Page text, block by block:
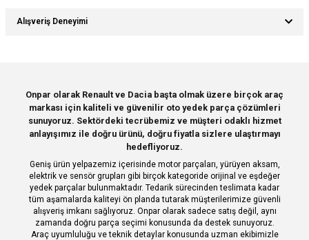
Bu ürünün fiyat bilgisi, resim, ürün açıklamalarında ve diğer konularda
yetersiz gördüğünüz noktaları öneri formunu kullanarak tarafımıza
Ürün resmi kalitesiz, bozuk veya görüntülenemiyor.
Ürün açıklamasında eksik bilgiler bulunuyor.
Ürün bilgilerinde hatalar bulunuyor.
Ürün fiyatı diğer sitelerden daha pahalı.
Bu ürüne benzer farklı alternatifler olmalı.
Alışveriş Deneyimi
Deneyimini Paylaş
Onpar olarak Renault ve Dacia başta olmak üzere birçok araç
markası için kaliteli ve güvenilir oto yedek parça çözümleri
sunuyoruz. Sektördeki tecrübemiz ve müşteri odaklı hizmet
anlayışımız ile doğru ürünü, doğru fiyatla sizlere ulaştırmayı
hedefliyoruz.
Geniş ürün yelpazemiz içerisinde motor parçaları, yürüyen aksam,
elektrik ve sensör grupları gibi birçok kategoride orijinal ve eşdeğer
yedek parçalar bulunmaktadır. Tedarik sürecinden teslimata kadar
tüm aşamalarda kaliteyi ön planda tutarak müşterilerimize güvenli
alışveriş imkanı sağlıyoruz. Onpar olarak sadece satış değil, aynı
zamanda doğru parça seçimi konusunda da destek sunuyoruz.
Araç uyumluluğu ve teknik detaylar konusunda uzman ekibimizle